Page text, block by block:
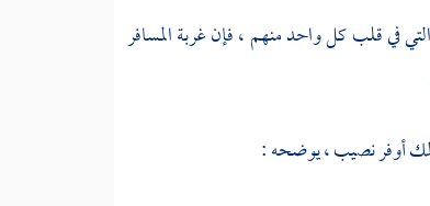
في قلب كل واحد منهم ، فإن غربة المسافر
أوفر نصيب ، يوضحه :